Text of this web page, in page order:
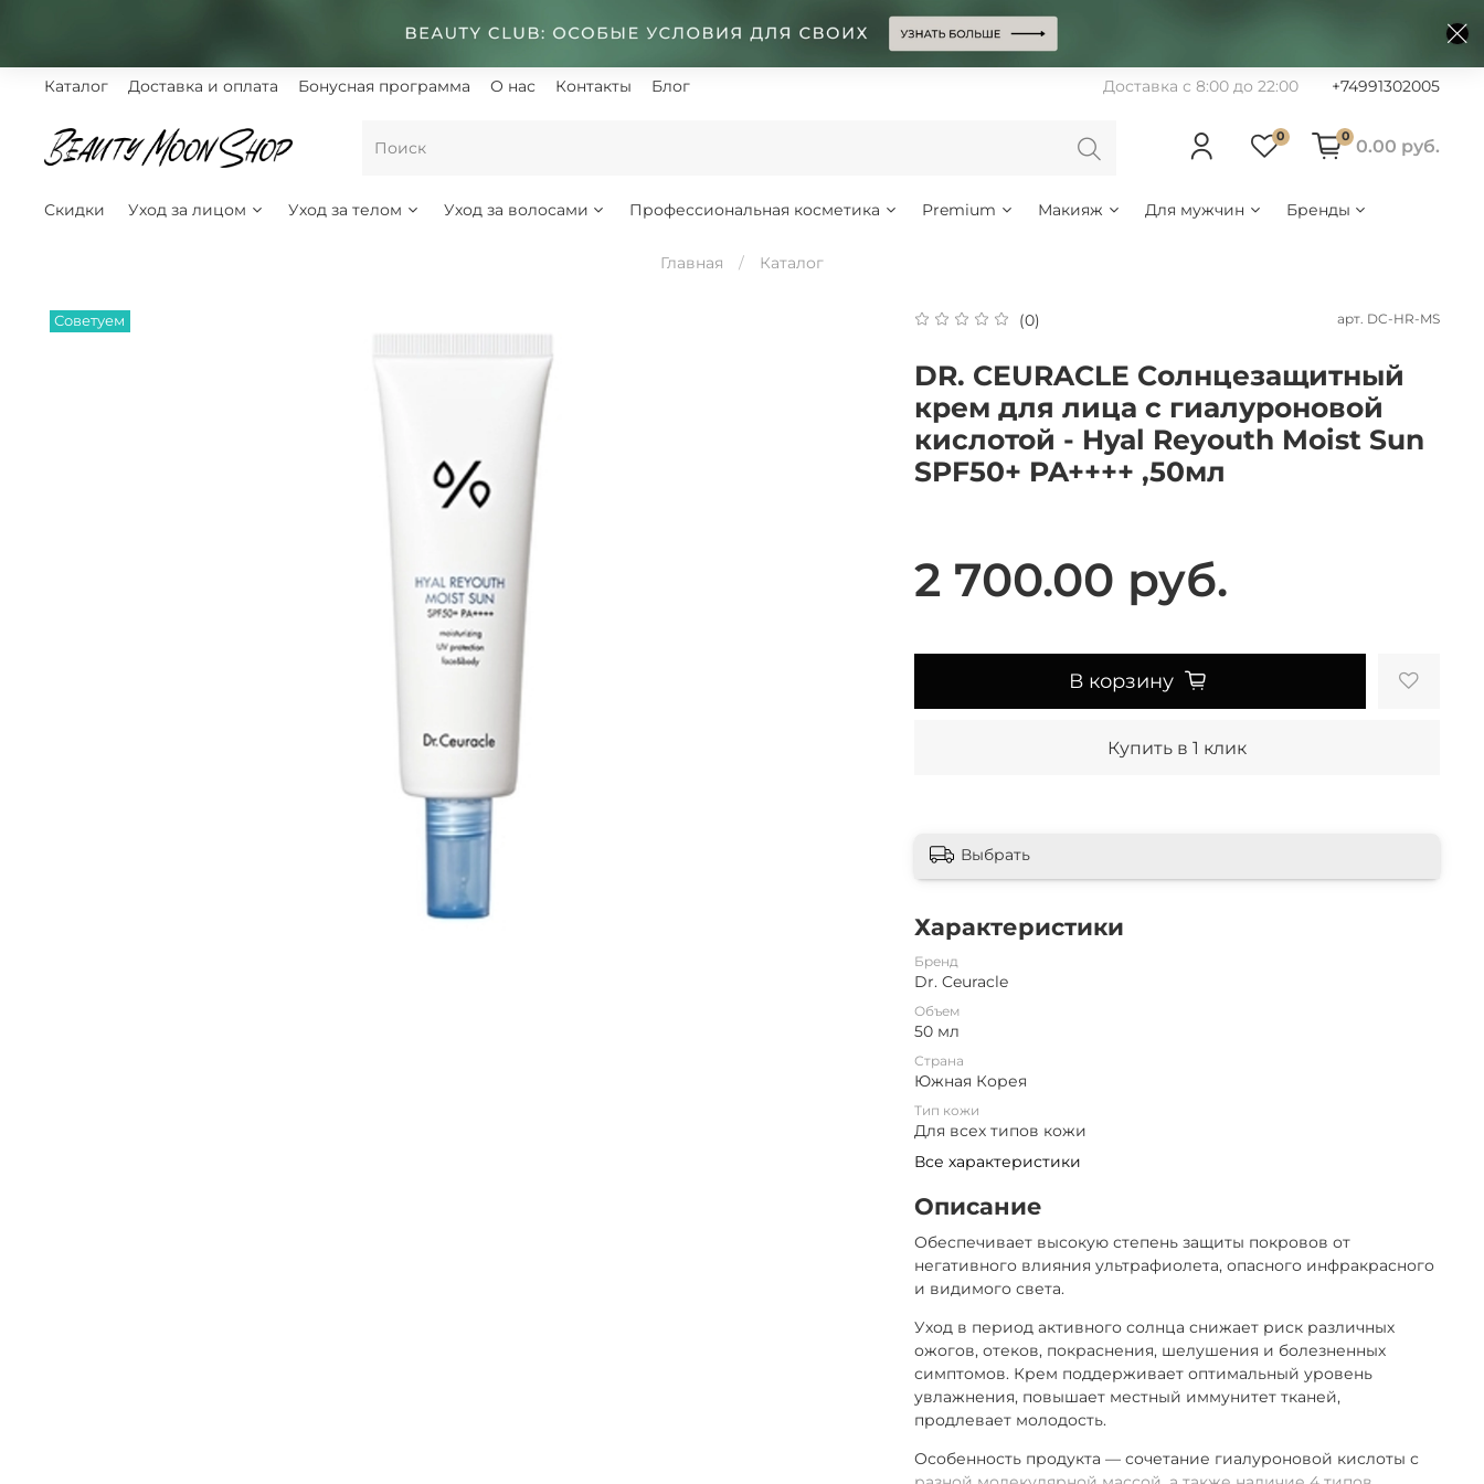
Каталог Доставка и оплата Бонусная программа О нас Контакты Блог Доставка с 8:00 до 22:00 +74991302005
0 0 0.00 руб.
Скидки Уход за лицом Уход за телом Уход за волосами Профессиональная косметика Premium Макияж Для мужчин Бренды
Главная Каталог
Советуем (0) арт. DC-HR-MS
DR. CEURACLE Солнцезащитный
крем для лица с гиалуроновой
кислотой - Hyal Reyouth Moist Sun
SPF50+ PA++++ ,50мл
2 700.00 руб.
В корзину
Купить в 1 клик
Выбрать
Характеристики
Бренд
Dr. Ceuracle
Объем
50 мл
Страна
Южная Корея
Тип кожи
Для всех типов кожи
Все характеристики
Описание
Обеспечивает высокую степень защиты покровов от
негативного влияния ультрафиолета, опасного инфракрасного
и видимого света.
Уход в период активного солнца снижает риск различных
ожогов, отеков, покраснения, шелушения и болезненных
симптомов. Крем поддерживает оптимальный уровень
увлажнения, повышает местный иммунитет тканей,
продлевает молодость.
Особенность продукта — сочетание гиалуроновой кислоты с